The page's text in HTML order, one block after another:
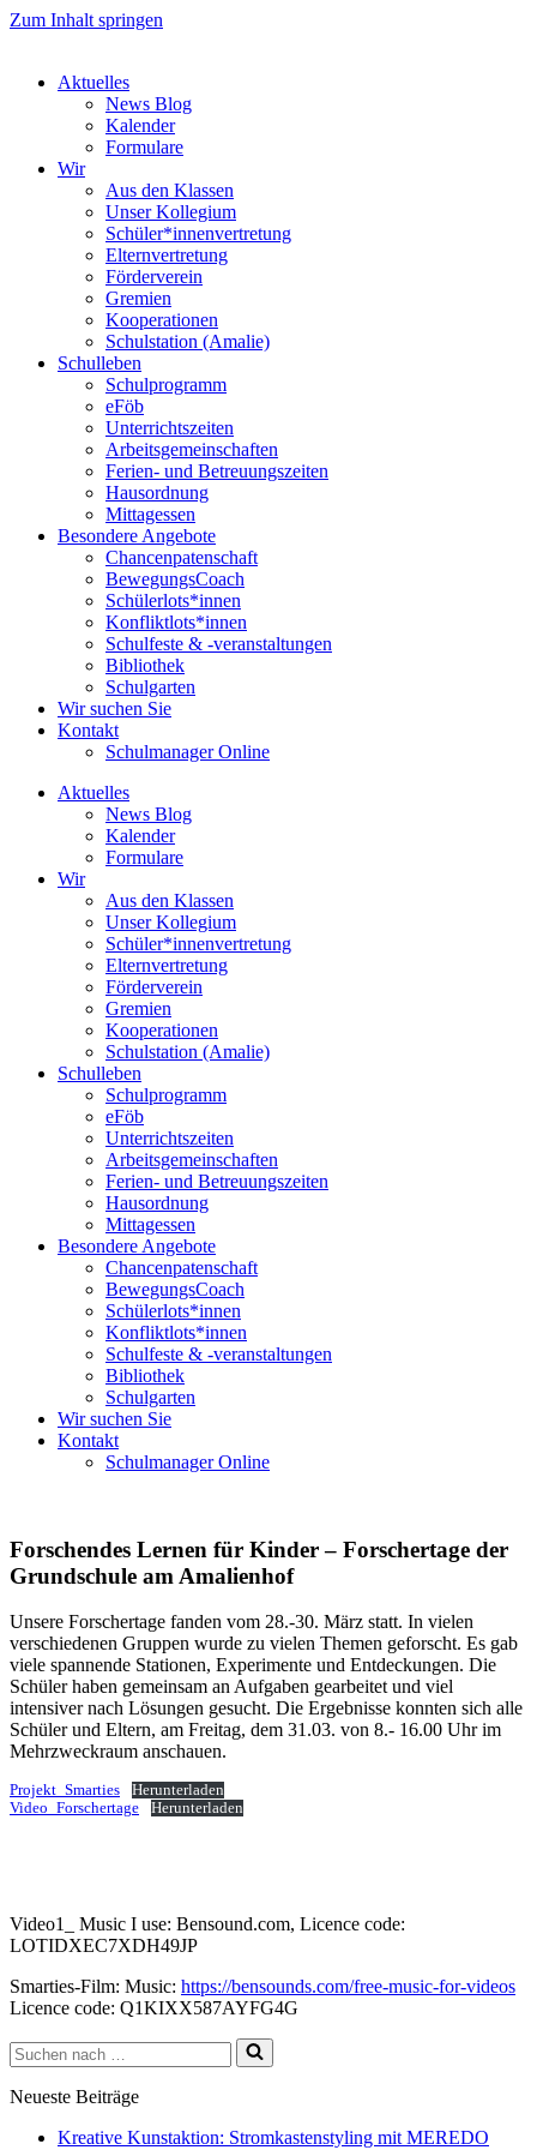
Zum Inhalt springen
Aktuelles
News Blog
Kalender
Formulare
Wir
Aus den Klassen
Unser Kollegium
Schüler*innenvertretung
Elternvertretung
Förderverein
Gremien
Kooperationen
Schulstation (Amalie)
Schulleben
Schulprogramm
eFöb
Unterrichtszeiten
Arbeitsgemeinschaften
Ferien- und Betreuungszeiten
Hausordnung
Mittagessen
Besondere Angebote
Chancenpatenschaft
BewegungsCoach
Schülerlots*innen
Konfliktlots*innen
Schulfeste & -veranstaltungen
Bibliothek
Schulgarten
Wir suchen Sie
Kontakt
Schulmanager Online
Aktuelles
News Blog
Kalender
Formulare
Wir
Aus den Klassen
Unser Kollegium
Schüler*innenvertretung
Elternvertretung
Förderverein
Gremien
Kooperationen
Schulstation (Amalie)
Schulleben
Schulprogramm
eFöb
Unterrichtszeiten
Arbeitsgemeinschaften
Ferien- und Betreuungszeiten
Hausordnung
Mittagessen
Besondere Angebote
Chancenpatenschaft
BewegungsCoach
Schülerlots*innen
Konfliktlots*innen
Schulfeste & -veranstaltungen
Bibliothek
Schulgarten
Wir suchen Sie
Kontakt
Schulmanager Online
Forschendes Lernen für Kinder – Forschertage der
Grundschule am Amalienhof
Unsere Forschertage fanden vom 28.-30. März statt. In vielen
verschiedenen Gruppen wurde zu vielen Themen geforscht. Es gab
viele spannende Stationen, Experimente und Entdeckungen. Die
Schüler haben gemeinsam an Aufgaben gearbeitet und viel
intensiver nach Lösungen gesucht. Die Ergebnisse konnten sich alle
Schüler und Eltern, am Freitag, dem 31.03. von 8.- 16.00 Uhr im
Mehrzweckraum anschauen.
Projekt_Smarties
Herunterladen
Video_Forschertage
Herunterladen
Video1_ Music I use: Bensound.com, Licence code:
LOTIDXEC7XDH49JP
Smarties-Film: Music: https://bensounds.com/free-music-for-videos
Licence code: Q1KIXX587AYFG4G
Suchen
nach …
Neueste Beiträge
Kreative Kunstaktion: Stromkastenstyling mit MEREDO